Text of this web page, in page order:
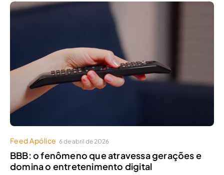
Feed Apólice 6 de abril de 2026
BBB: o fenômeno que atravessa gerações e
domina o entretenimento digital